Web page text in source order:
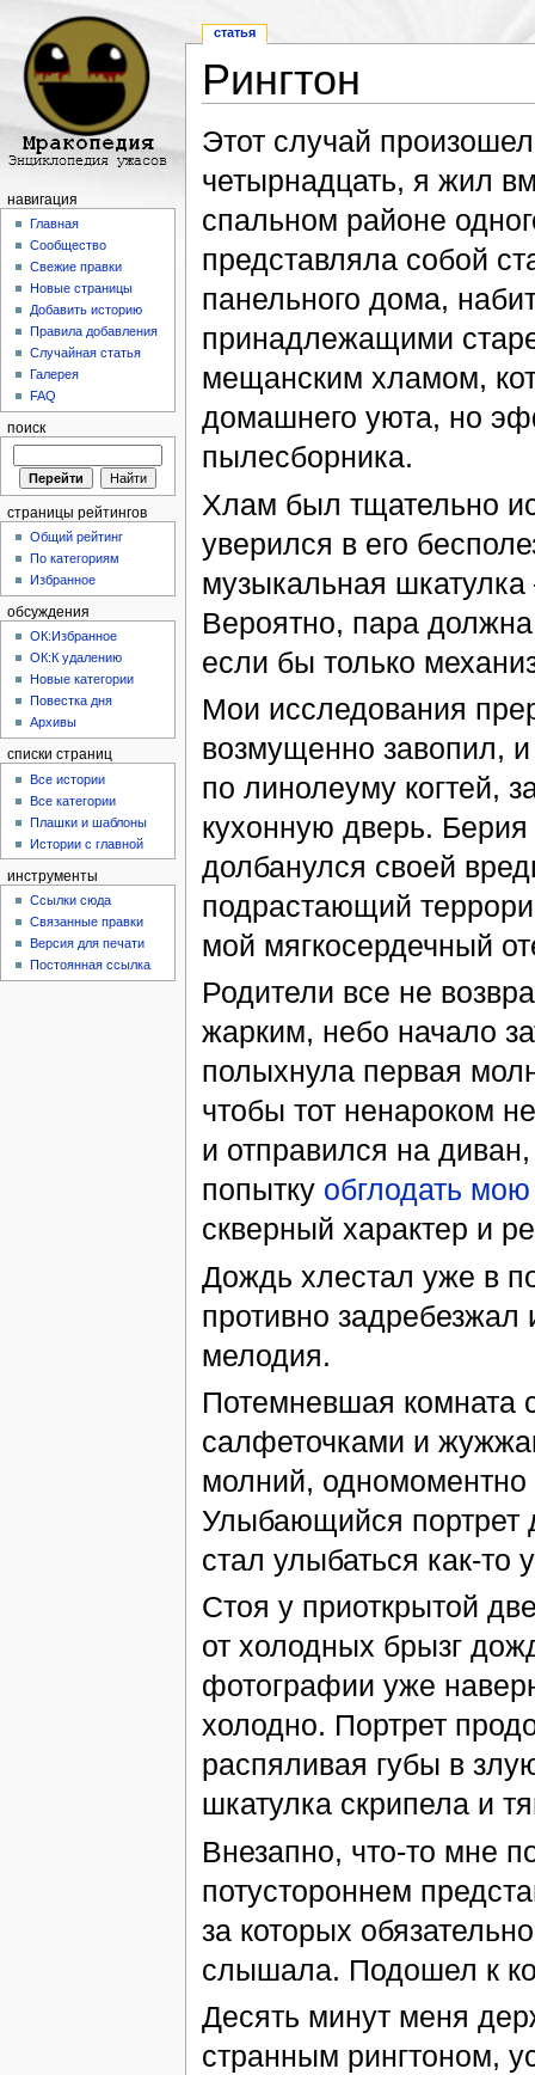
Рингтон
Этот случай
четырнадцать, я жил
спальном районе
представляла собой
панельного дома,
принадлежащими
мещанским хламом,
домашнего уюта, но
пылесборника.
Хлам был тщательно
уверился в его
музыкальная
Вероятно, пара
если бы только
Мои исследования
возмущенно завопил,
по линолеуму когтей,
кухонную дверь.
долбанулся своей
подрастающий
мой мягкосердечный
Родители все не
жарким, небо начало
полыхнула первая
чтобы тот ненароком
и отправился на
попытку обглодать мою
скверный характер и
Дождь хлестал уже в
противно задребезжал
мелодия.
Потемневшая комната
салфеточками и
молний,
Улыбающийся портрет
стал улыбаться как-
Стоя у приоткрытой
от холодных брызг
фотографии уже
холодно. Портрет
распяливая губы в
шкатулка скрипела и
Внезапно, что-то мне
потустороннем
за которых
слышала. Подошел к
Десять минут меня
странным рингтоном,
статья
навигация
Главная
Сообщество
Свежие правки
Новые страницы
Добавить историю
Правила добавления
Случайная статья
Галерея
FAQ
поиск
страницы рейтингов
Общий рейтинг
По категориям
Избранное
обсуждения
ОК:Избранное
ОК:К удалению
Новые категории
Повестка дня
Архивы
списки страниц
Все истории
Все категории
Плашки и шаблоны
Истории с главной
инструменты
Ссылки сюда
Связанные правки
Версия для печати
Постоянная ссылка